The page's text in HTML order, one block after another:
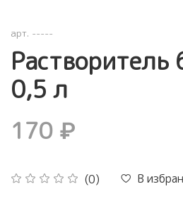
арт. -----
0,5 л
(0) В
170 ₽